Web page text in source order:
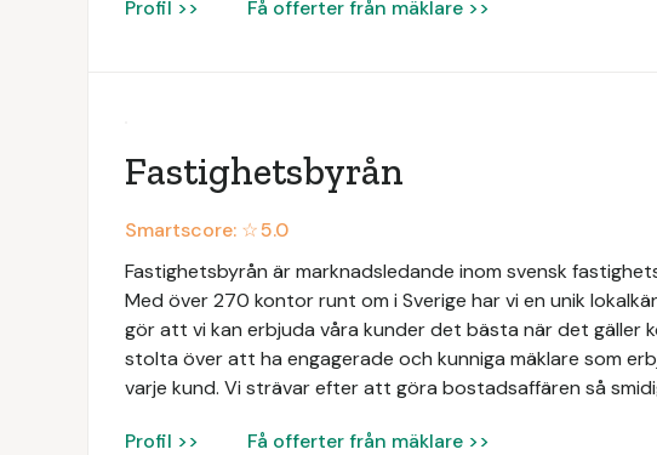
Profil >> Få offerter från mäklare >>
Fastighetsbyrån
Smartscore: ☆5.0
Fastighetsbyrån är marknadsledande inom svensk
Med över 270 kontor runt om i Sverige har vi en unik
gör att vi kan erbjuda våra kunder det bästa när det gäller
stolta över att ha engagerade och kunniga mäklare som
varje kund. Vi strävar efter att göra bostadsaffären så
Profil >> Få offerter från mäklare >>